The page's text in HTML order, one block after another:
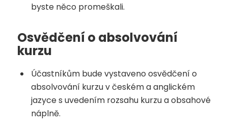
byste něco promeškali.
Osvědčení o absolvování
kurzu
Účastníkům bude vystaveno osvědčení o
absolvování kurzu v českém a anglickém
jazyce s uvedením rozsahu kurzu a obsahové
náplně.